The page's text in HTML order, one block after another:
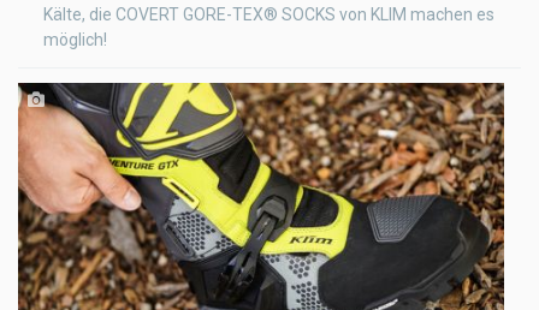
Kälte, die COVERT GORE-TEX® SOCKS von KLIM machen es
möglich!